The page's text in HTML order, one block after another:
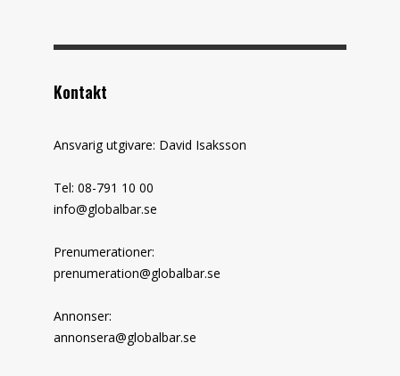
Kontakt
Ansvarig utgivare: David Isaksson
Tel: 08-791 10 00
info@globalbar.se
Prenumerationer:
prenumeration@globalbar.se
Annonser:
annonsera@globalbar.se